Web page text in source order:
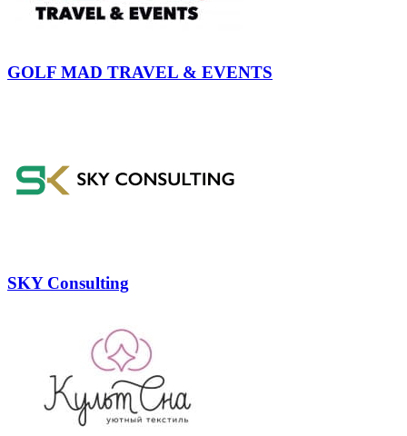
GOLF MAD TRAVEL & EVENTS
SKY Consulting